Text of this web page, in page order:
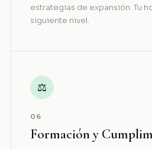
estrategias de expansión. Tu
siguiente nivel.
⚖
06
Formación y